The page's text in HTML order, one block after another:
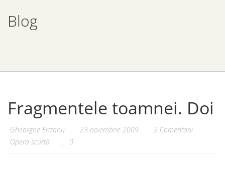
Blog
Fragmentele toamnei. Doi
Gheorghe Erizanu 23 noiembrie 2009
2 Comentarii
Opera scurtă
0